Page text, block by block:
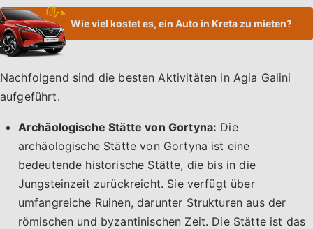
Wie viel kostet es, ein Auto in Kreta zu mieten?
Nachfolgend sind die besten Aktivitäten in Agia Galini
aufgeführt.
Archäologische Stätte von Gortyna: Die
archäologische Stätte von Gortyna ist eine
bedeutende historische Stätte, die bis in die
Jungsteinzeit zurückreicht. Sie verfügt über
umfangreiche Ruinen, darunter Strukturen aus der
römischen und byzantinischen Zeit. Die Stätte ist das